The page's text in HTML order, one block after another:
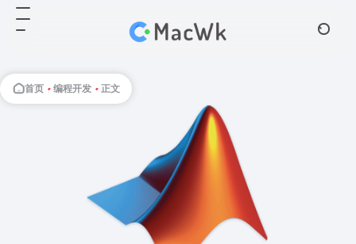
首页 • 编程开发 • 正文